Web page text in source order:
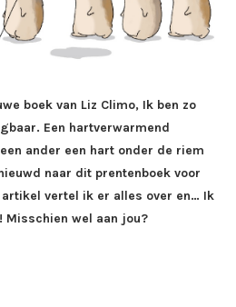
boek van Liz Climo, Ik ben zo
Een hartverwarmend
ander een hart onder de riem
naar dit prentenboek voor
vertel ik er alles over en… Ik
Misschien wel aan jou?